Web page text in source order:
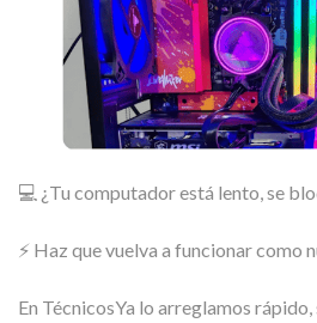
💻 ¿Tu computador está lento, se
⚡ Haz que vuelva a funcionar como
En TécnicosYa lo arreglamos